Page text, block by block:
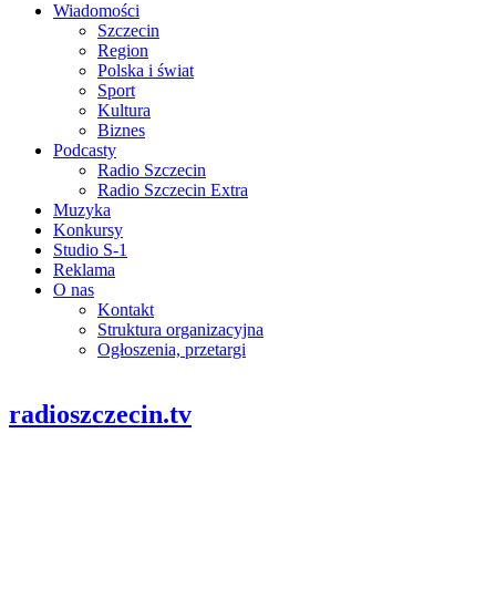
Wiadomości
Szczecin
Region
Polska i świat
Sport
Kultura
Biznes
Podcasty
Radio Szczecin
Radio Szczecin Extra
Muzyka
Konkursy
Studio S-1
Reklama
O nas
Kontakt
Struktura organizacyjna
Ogłoszenia, przetargi
radioszczecin.tv